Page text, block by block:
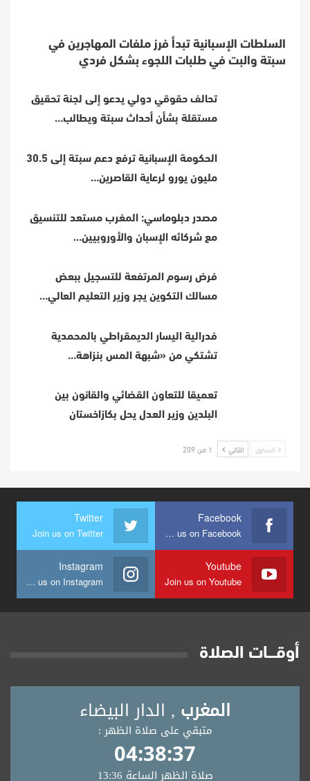
السلطات الإسبانية تبدأ فرز ملفات المهاجرين في
سبتة والبت في طلبات اللجوء بشكل فردي
تحالف حقوقي دولي يدعو إلى لجنة تحقيق
مستقلة بشأن أحداث سبتة ويطالب…
الحكومة الإسبانية ترفع دعم سبتة إلى 30.5
مليون يورو لرعاية القاصرين…
مصدر دبلوماسي: المغرب مستعد للتنسيق
مع شركائه الإسبان والأوروبيين…
فرض رسوم المرتفعة للتسجيل ببعض
مسالك التكوين يجر وزير التعليم العالي…
فدرالية اليسار الديمقراطي بالمحمدية
تشتكي من «شبهة المس بنزاهة…
تعميقا للتعاون القضائي والقانون بين
البلدين وزير العدل يحل بكازاخستان
السابق التالي 1 من 209
Facebook
Join us on Facebook
Twitter
Join us on Twitter
Youtube
Join us on Youtube
Instagram
Join us on Instagram
أوقــــات الصلاة